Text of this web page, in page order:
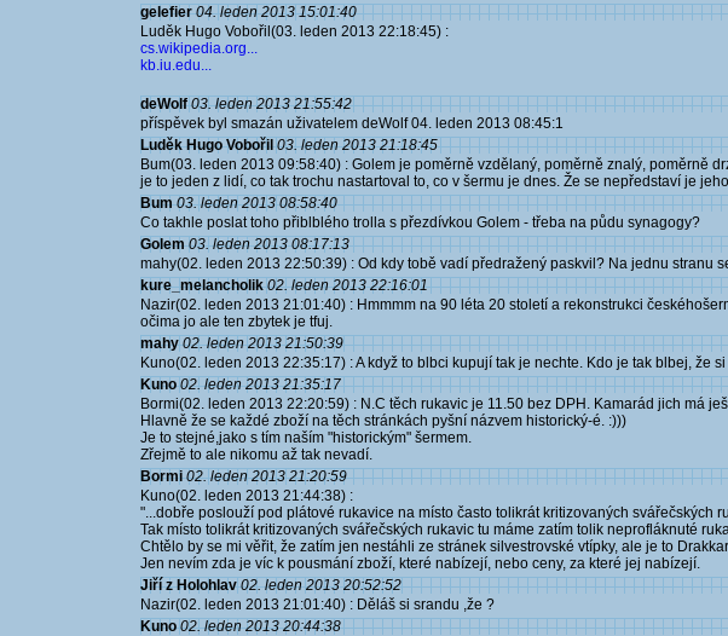
gelefier 04. leden 2013 15:01:40
Luděk Hugo Vobořil(03. leden 2013 22:18:45) :
cs.wikipedia.org...
kb.iu.edu...
deWolf 03. leden 2013 21:55:42
příspěvek byl smazán uživatelem deWolf 04. leden 2013 08:45:1
Luděk Hugo Vobořil 03. leden 2013 21:18:45
Bum(03. leden 2013 09:58:40) : Golem je poměrně vzdělaný, poměrně znalý, poměrně
je to jeden z lidí, co tak trochu nastartoval to, co v šermu je dnes. Že se nepředstaví je
Bum 03. leden 2013 08:58:40
Co takhle poslat toho přiblblého trolla s přezdívkou Golem - třeba na půdu synagogy?
Golem 03. leden 2013 08:17:13
mahy(02. leden 2013 22:50:39) : Od kdy tobě vadí předražený paskvil? Na jednu
kure_melancholik 02. leden 2013 22:16:01
Nazir(02. leden 2013 21:01:40) : Hmmmm na 90 léta 20 století a rekonstrukci
očima jo ale ten zbytek je tfuj.
mahy 02. leden 2013 21:50:39
Kuno(02. leden 2013 22:35:17) : A když to blbci kupují tak je nechte. Kdo je tak blbej, že
Kuno 02. leden 2013 21:35:17
Bormi(02. leden 2013 22:20:59) : N.C těch rukavic je 11.50 bez DPH. Kamarád jich má
Hlavně že se každé zboží na těch stránkách pyšní názvem historický-é. :)))
Je to stejné,jako s tím naším "historickým" šermem.
Zřejmě to ale nikomu až tak nevadí.
Bormi 02. leden 2013 21:20:59
Kuno(02. leden 2013 21:44:38) :
"...dobře poslouží pod plátové rukavice na místo často tolikrát kritizovaných svářečských
Tak místo tolikrát kritizovaných svářečských rukavic tu máme zatím tolik neprofláknuté
Chtělo by se mi věřit, že zatím jen nestáhli ze stránek silvestrovské vtípky, ale je to
Jen nevím zda je víc k pousmání zboží, které nabízejí, nebo ceny, za které jej nabízejí.
Jiří z Holohlav 02. leden 2013 20:52:52
Nazir(02. leden 2013 21:01:40) : Děláš si srandu ,že ?
Kuno 02. leden 2013 20:44:38